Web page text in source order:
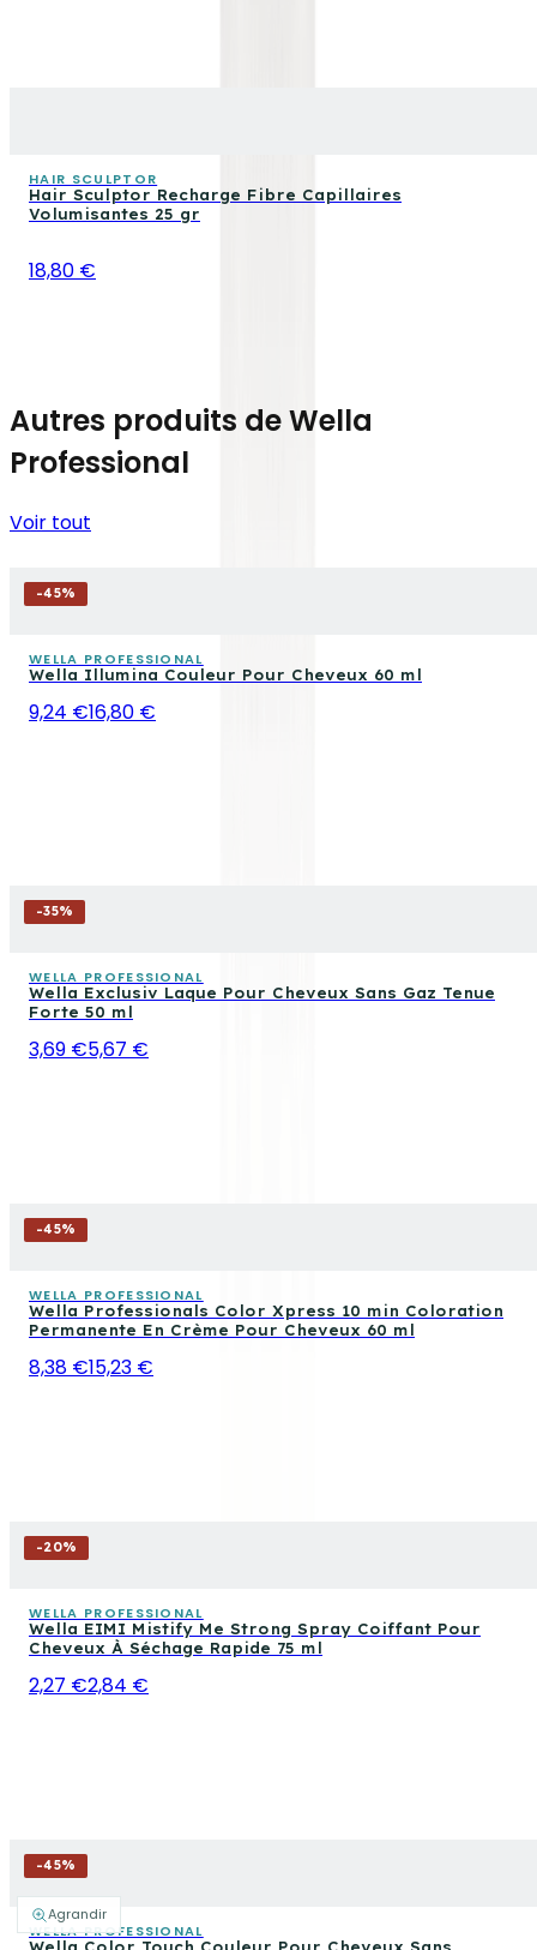
Agrandir
HAIR SCULPTOR
Hair Sculptor Recharge Fibre Capillaires
Volumisantes 25 gr
18,80 €
Autres produits de Wella
Professional
Voir tout
-45%
WELLA PROFESSIONAL
Wella Illumina Couleur Pour Cheveux 60 ml
9,24 €16,80 €
-35%
WELLA PROFESSIONAL
Wella Exclusiv Laque Pour Cheveux Sans Gaz Tenue
Forte 50 ml
3,69 €5,67 €
-45%
WELLA PROFESSIONAL
Wella Professionals Color Xpress 10 min Coloration
Permanente En Crème Pour Cheveux 60 ml
8,38 €15,23 €
-20%
WELLA PROFESSIONAL
Wella EIMI Mistify Me Strong Spray Coiffant Pour
Cheveux À Séchage Rapide 75 ml
2,27 €2,84 €
-45%
WELLA PROFESSIONAL
Wella Color Touch Couleur Pour Cheveux Sans